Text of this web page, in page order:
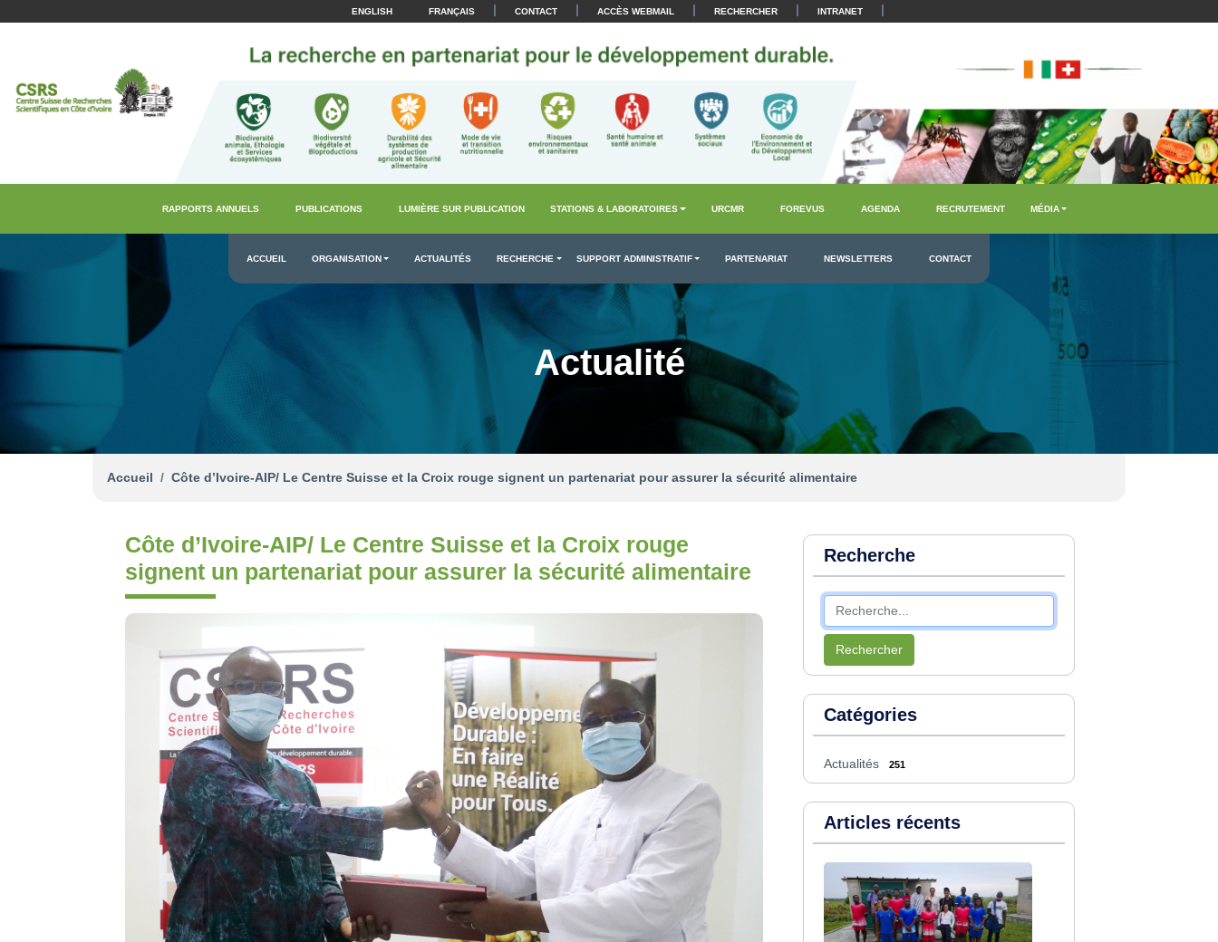
ENGLISH FRANÇAIS | CONTACT | ACCÈS WEBMAIL | RECHERCHER | INTRANET |
RAPPORTS ANNUELS PUBLICATIONS LUMIÈRE SUR PUBLICATION STATIONS & LABORATOIRES URCMR FOREVUS AGENDA RECRUTEMENT MÉDIA
ACCUEIL ORGANISATION ACTUALITÉS RECHERCHE SUPPORT ADMINISTRATIF PARTENARIAT NEWSLETTERS CONTACT
Actualité
Accueil Côte d’Ivoire-AIP/ Le Centre Suisse et la Croix rouge signent un partenariat pour assurer la sécurité alimentaire
Côte d’Ivoire-AIP/ Le Centre Suisse et la Croix rouge
signent un partenariat pour assurer la sécurité alimentaire
Recherche
Rechercher
Catégories
Actualités 251
Articles récents